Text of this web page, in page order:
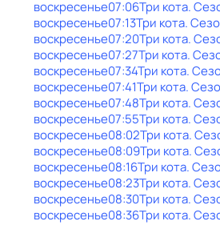
воскресенье07:06Три кота.
воскресенье07:13Три кота.
воскресенье07:20Три кота.
воскресенье07:27Три кота.
воскресенье07:34Три кота.
воскресенье07:41Три кота.
воскресенье07:48Три кота.
воскресенье07:55Три кота.
воскресенье08:02Три кота.
воскресенье08:09Три кота.
воскресенье08:16Три кота.
воскресенье08:23Три кота.
воскресенье08:30Три кота.
воскресенье08:36Три кота.